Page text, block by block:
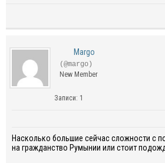
Margo
(@margo)
New Member
Записи: 1
Насколько большие сейчас сложности с
на гражданство Румынии или стоит